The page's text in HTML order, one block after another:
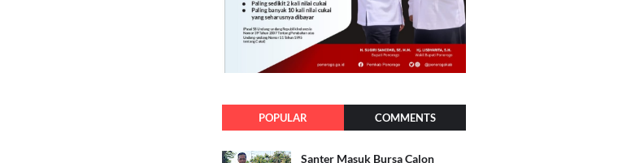
POPULAR COMMENTS
Santer Masuk Bursa Calon